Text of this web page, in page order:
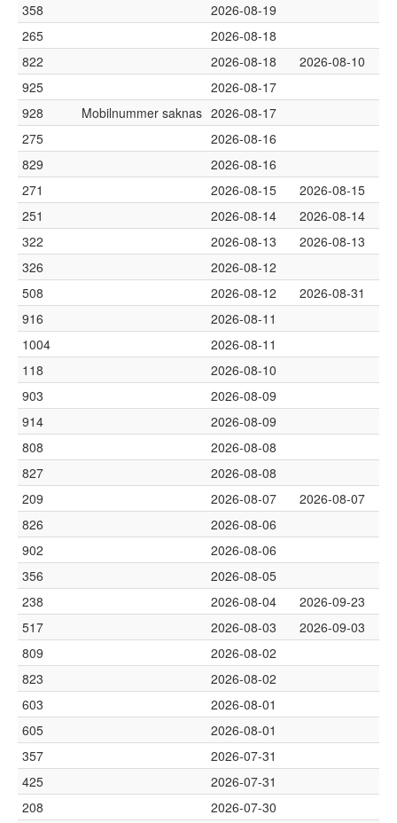
358
2026-08-19
265
2026-08-18
822
2026-08-18
2026-08-10
925
2026-08-17
928
Mobilnummer saknas 2026-08-17
275
2026-08-16
829
2026-08-16
271
2026-08-15
2026-08-15
251
2026-08-14
2026-08-14
322
2026-08-13
2026-08-13
326
2026-08-12
508
2026-08-12
2026-08-31
916
2026-08-11
1004
2026-08-11
118
2026-08-10
903
2026-08-09
914
2026-08-09
808
2026-08-08
827
2026-08-08
209
2026-08-07
2026-08-07
826
2026-08-06
902
2026-08-06
356
2026-08-05
238
2026-08-04
2026-09-23
517
2026-08-03
2026-09-03
809
2026-08-02
823
2026-08-02
603
2026-08-01
605
2026-08-01
357
2026-07-31
425
2026-07-31
208
2026-07-30